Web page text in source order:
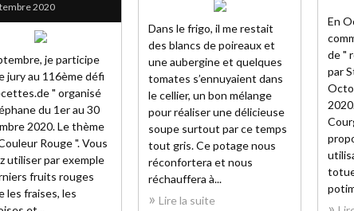
En
de "
par
Dans le frigo, il me restait
des blancs de poireaux et
une aubergine et quelques
tomates s’ennuyaient dans
le cellier, un bon mélange
pour réaliser une délicieuse
soupe surtout par ce temps
tout gris. Ce potage nous
réconfortera et nous
réchauffera à...
Lire la suite
2020
je participe
jury au 116ème défi
" organisé
du 1er au 30
2020. Le thème
Rouge ". Vous
utiliser par exemple
fruits rouges
les fraises, les